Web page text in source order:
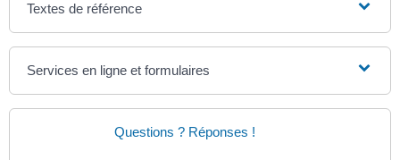
Textes de référence
Services en ligne et formulaires
Questions ? Réponses !